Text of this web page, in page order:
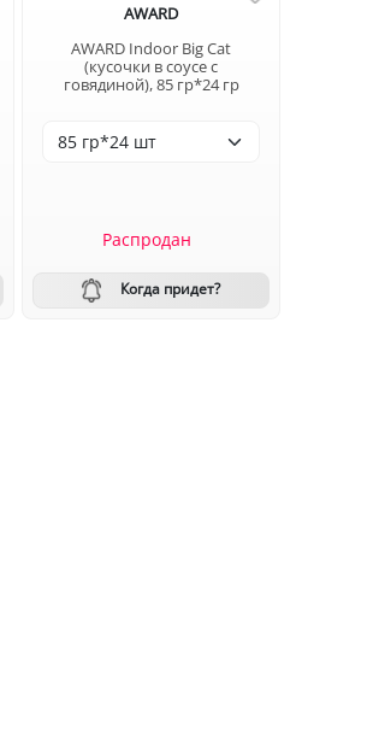
AWARD
AWARD Indoor Big Cat
(кусочки в соусе с
говядиной), 85 гр*24 гр
Распродан
Когда придет?